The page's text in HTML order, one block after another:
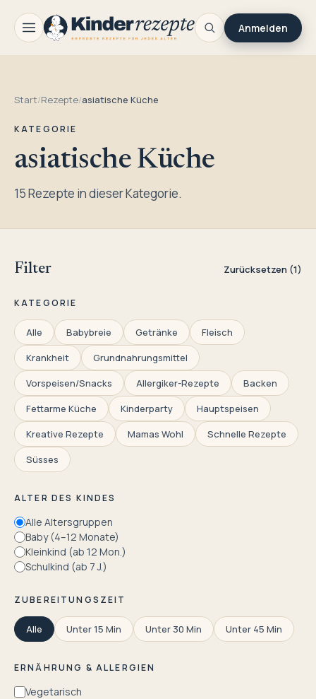
Anmelden
Start/Rezepte/asiatische Küche
KATEGORIE
asiatische Küche
15 Rezepte in dieser Kategorie.
Filter Zurücksetzen (1)
KATEGORIE
Alle Babybreie Getränke
Fleisch
Krankheit
Grundnahrungsmittel
Vorspeisen/Snacks
Allergiker-Rezepte
Backen
Fettarme Küche
Kinderparty
Hauptspeisen
Kreative Rezepte
Mamas Wohl
Schnelle Rezepte
Süsses
ALTER DES KINDES
Alle Altersgruppen
Baby (4–12 Monate)
Kleinkind (ab 12 Mon.)
Schulkind (ab 7 J.)
ZUBEREITUNGSZEIT
Alle Unter 15 Min Unter 30 Min Unter 45 Min
ERNÄHRUNG & ALLERGIEN
Vegetarisch